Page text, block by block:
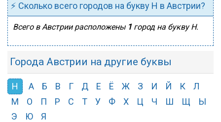
⚡ Сколько всего городов на букву Н в Австрии?
Всего в Австрии расположены 1город на букву Н.
Города Австрии на другие буквы
Н А Б В Г Д Е Ё Ж З И Й К
Л
М
О П Р С Т У Ф Х Ц Ч Ш Щ
Ы
Э
Ю Я